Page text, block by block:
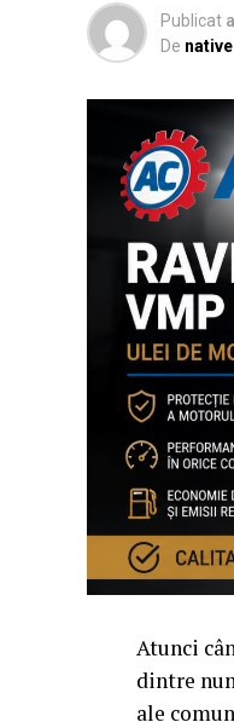
Publicat
De native
Atunci
dintre
ale